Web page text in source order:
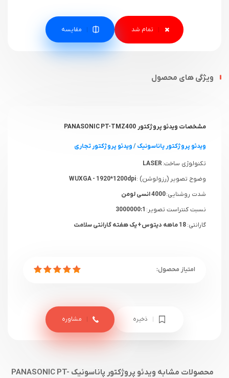
مقایسه
ویژگی های محصول
مشخصات ویدئو پروژکتور PANASONIC PT-TMZ400
ویدئو پروژکتور پاناسونیک/ویدئو پروژکتور تجاری
تکنولوژی ساخت:LASER
وضوح تصویر (رزولوشن) :WUXGA - 1920*1200dpi
شدت روشنایی:4000 انسی لومن
نسبت کنتراست تصویر:
گارانتی:
ذخیره مشاوره
محصولات مشابه ویدئو پروژکتور پاناسونیک PANASONIC PT-